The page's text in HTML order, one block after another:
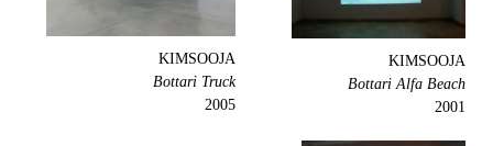
KIMSOOJA
Bottari Alfa Beach
2001
KIMSOOJA
Bottari Truck
2005